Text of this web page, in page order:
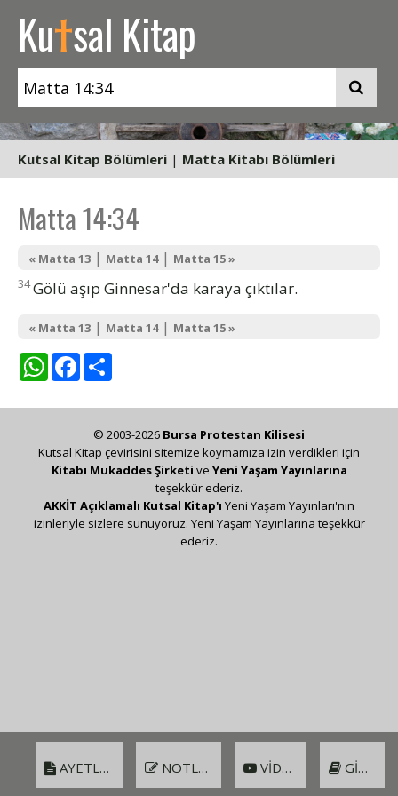
Kutsal Kitap
Kutsal Kitap Bölümleri | Matta Kitabı Bölümleri
Matta 14:34
« Matta 13 | Matta 14| Matta 15 »
34Gölü aşıp Ginnesar'da karaya çıktılar.
« Matta 13 | Matta 14| Matta 15 »
WhatsAppFacebook
AYETLER NOTLAR VIDEO GIRIŞ
© 2003-2026 Bursa Protestan Kilisesi
Kutsal Kitap çevirisini sitemize koymamıza izin verdikleri için
Kitabı Mukaddes Şirketi ve Yeni Yaşam Yayınlarına
teşekkür ederiz.
AKKİT Açıklamalı Kutsal Kitap'ı Yeni Yaşam Yayınları'nın
izinleriyle sizlere sunuyoruz. Yeni Yaşam Yayınlarına teşekkür
ederiz.